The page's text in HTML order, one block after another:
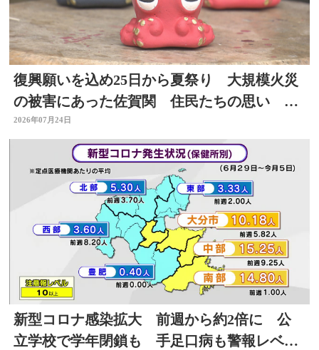
復興願いを込め25日から夏祭り 大規模火災
の被害にあった佐賀関 住民たちの思い 大
分
2026年07月24日
新型コロナ感染拡大 前週から約2倍に 公
立学校で学年閉鎖も 手足口病も警報レベル